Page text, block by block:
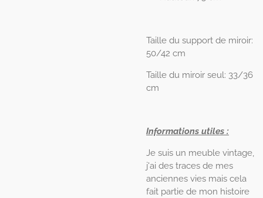
Taille du support de miroir:
50/42 cm
Taille du miroir seul: 33/36
cm
Informations utiles :
Je suis un meuble vintage,
j'ai des traces de mes
anciennes vies mais cela
fait partie de mon histoire